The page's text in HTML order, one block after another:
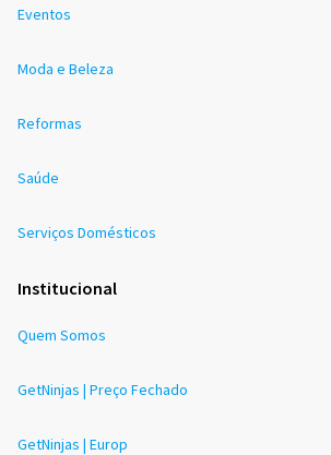
Eventos
Moda e Beleza
Reformas
Saúde
Serviços Domésticos
Institucional
Quem Somos
GetNinjas | Preço Fechado
GetNinjas | Europ